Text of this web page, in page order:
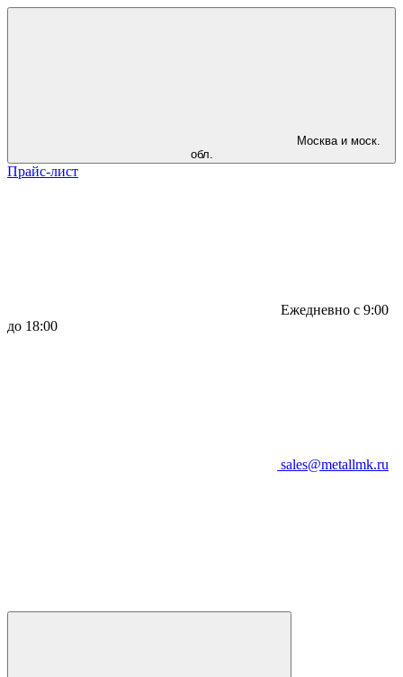
Москва и моск.
обл.
Прайс-лист
Ежедневно с 9:00
до 18:00
sales@metallmk.ru